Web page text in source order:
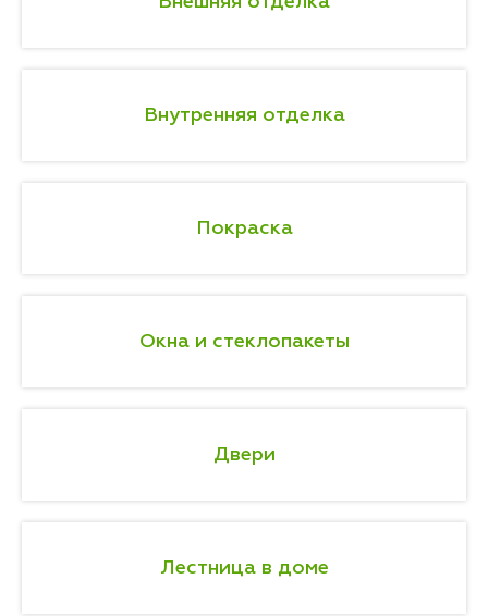
Внутренняя отделка
Покраска
Окна и стеклопакеты
Двери
Лестница в доме